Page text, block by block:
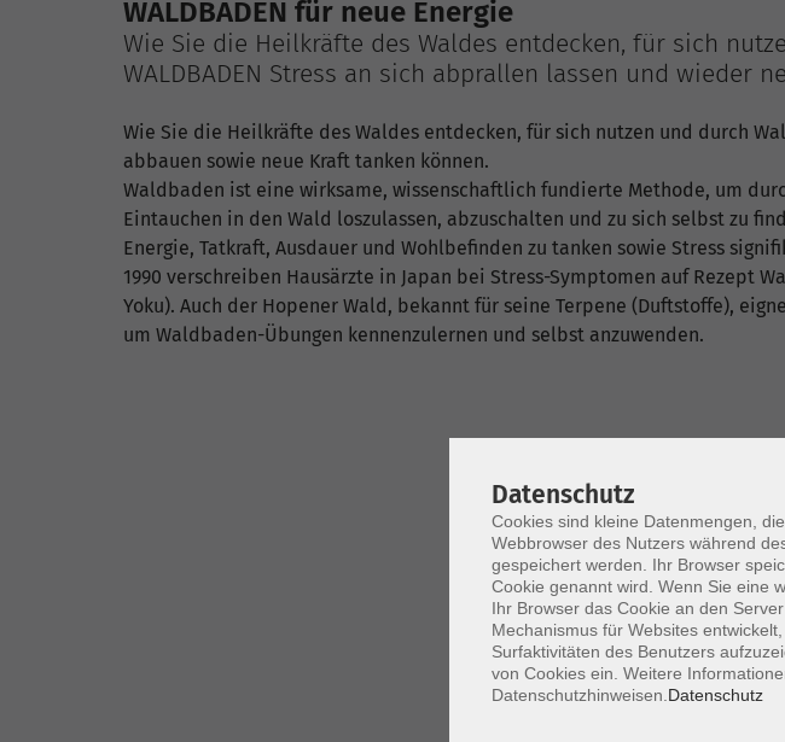
WALDBADEN für neue Energie
Wie Sie die Heilkräfte des Waldes entdecken, für sich
WALDBADEN Stress an sich abprallen lassen und wieder
Wie Sie die Heilkräfte des Waldes entdecken, für sich nutzen und durch
abbauen sowie neue Kraft tanken können.
Waldbaden ist eine wirksame, wissenschaftlich fundierte Methode, um
Eintauchen in den Wald loszulassen, abzuschalten und zu sich selbst zu
Energie, Tatkraft, Ausdauer und Wohlbefinden zu tanken sowie Stress
1990 verschreiben Hausärzte in Japan bei Stress-Symptomen auf Rezept
Yoku). Auch der Hopener Wald, bekannt für seine Terpene (Duftstoffe),
um Waldbaden-Übungen kennenzulernen und selbst anzuwenden.
Datenschutz
Cookies sind kleine Datenmengen,
Webbrowser des Nutzers während
gespeichert werden. Ihr Browser
Cookie genannt wird. Wenn Sie eine
Ihr Browser das Cookie an den
Mechanismus für Websites
Surfaktivitäten des Benutzers
von Cookies ein. Weitere
Datenschutzhinweisen. Datenschutz